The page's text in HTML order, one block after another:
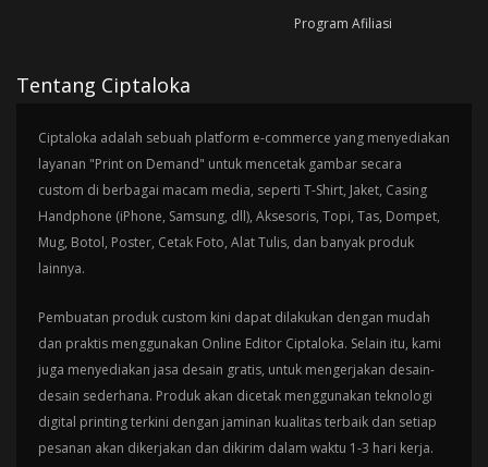
Program Afiliasi
Tentang Ciptaloka
Ciptaloka adalah sebuah platform e-commerce yang menyediakan
layanan "Print on Demand" untuk mencetak gambar secara
custom di berbagai macam media, seperti T-Shirt, Jaket, Casing
Handphone (iPhone, Samsung, dll), Aksesoris, Topi, Tas, Dompet,
Mug, Botol, Poster, Cetak Foto, Alat Tulis, dan banyak produk
lainnya.
Pembuatan produk custom kini dapat dilakukan dengan mudah
dan praktis menggunakan Online Editor Ciptaloka. Selain itu, kami
juga menyediakan jasa desain gratis, untuk mengerjakan desain-
desain sederhana. Produk akan dicetak menggunakan teknologi
digital printing terkini dengan jaminan kualitas terbaik dan setiap
pesanan akan dikerjakan dan dikirim dalam waktu 1-3 hari kerja.